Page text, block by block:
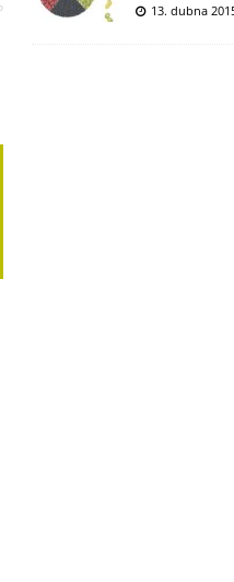
13. dubna